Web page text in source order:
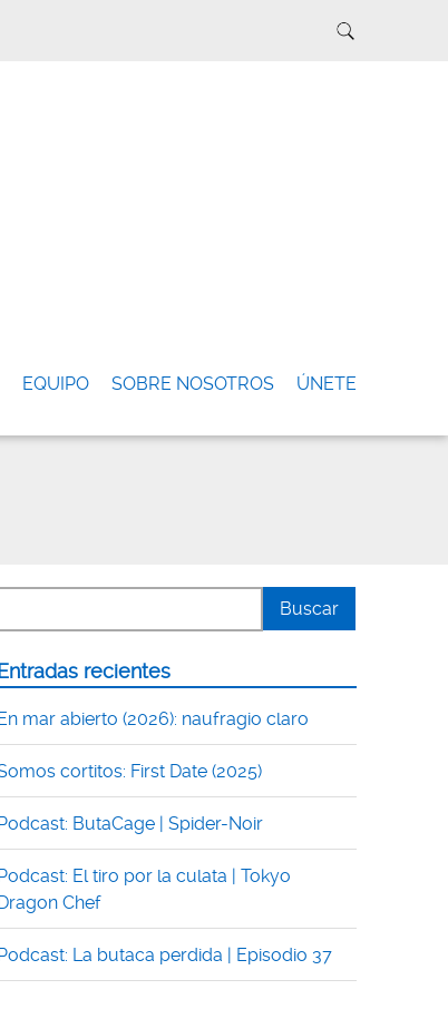
EQUIPO SOBRE NOSOTROS ÚNETE
recientes
mar abierto (2026): naufragio claro
cortitos: First Date (2025)
ButaCage | Spider-Noir
El tiro por la culata | Tokyo
Chef
La butaca perdida | Episodio 37